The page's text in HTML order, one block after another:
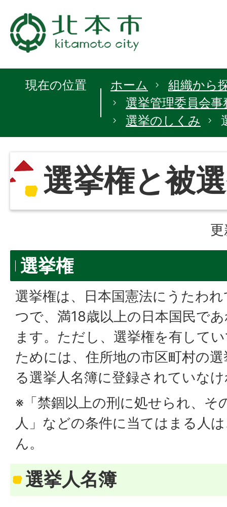
現在の位置 ホーム
組織から
選挙管理委員会事
選挙のしくみ
選挙権と被
選挙権
選挙権は、日本国憲法にうたわ
つで、満18歳以上の日本国民で
ます。ただし、選挙権を有して
ためには、住所地の市区町村の
る選挙人名簿に登録されていな
※「禁錮以上の刑に処せられ、そ
人」などの条件に当てはまる人
ん。
選挙人名簿